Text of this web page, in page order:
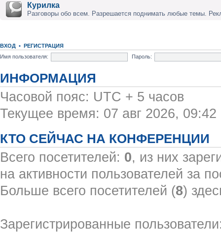
Курилка
Разговоры обо всем. Разрешается поднимать любые темы.
ВХОД • РЕГИСТРАЦИЯ
Имя пользователя:
Пароль:
ИНФОРМАЦИЯ
Часовой пояс: UTC + 5 часов
Текущее время: 07 авг 2026, 09:42
КТО СЕЙЧАС НА КОНФЕРЕНЦИИ
Всего посетителей: 0, из них
на активности пользователей за
Больше всего посетителей (8)
Зарегистрированные